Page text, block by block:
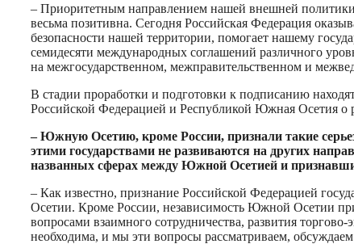
– Приоритетным направлением нашей внешней политики
весьма позитивна. Сегодня Российская Федерация
безопасности нашей территории, помогает нашему
семидесяти международных соглашений различного
на межгосударственном, межправительственном и
В стадии проработки и подготовки к подписанию
Российской Федерацией и Республикой Южная Осетия о
– Южную Осетию, кроме России, признали такие
этими государствами не развиваются на других
названных сферах между Южной Осетией и
– Как известно, признание Российской Федерацией
Осетии. Кроме России, независимость Южной Осетии
вопросами взаимного сотрудничества, развития
необходима, и мы эти вопросы рассматриваем,